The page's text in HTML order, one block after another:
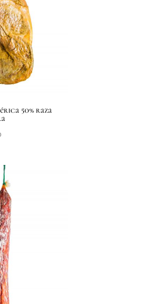
50% raza